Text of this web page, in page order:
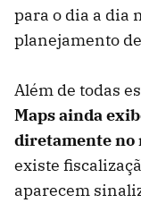
para o dia a dia
planejamento
Além de todas
Maps ainda
diretamente no
existe
aparecem